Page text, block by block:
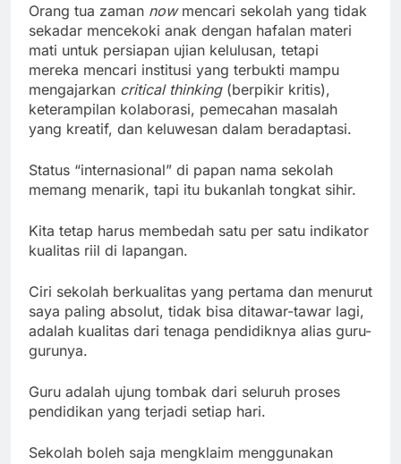
Orang tua zaman nowmencari sekolah yang tidak
sekadar mencekoki anak dengan hafalan materi
mati untuk persiapan ujian kelulusan, tetapi
mereka mencari institusi yang terbukti mampu
mengajarkan critical thinking(berpikir kritis),
keterampilan kolaborasi, pemecahan masalah
yang kreatif, dan keluwesan dalam beradaptasi.
Status “internasional” di papan nama sekolah
memang menarik, tapi itu bukanlah tongkat sihir.
Kita tetap harus membedah satu per satu indikator
kualitas riil di lapangan.
Ciri sekolah berkualitas yang pertama dan menurut
saya paling absolut, tidak bisa ditawar-tawar lagi,
adalah kualitas dari tenaga pendidiknya alias guru-
gurunya.
Guru adalah ujung tombak dari seluruh proses
pendidikan yang terjadi setiap hari.
Sekolah boleh saja mengklaim menggunakan